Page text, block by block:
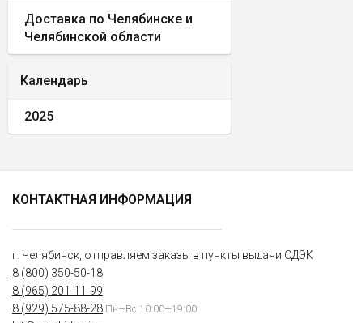
Доставка по Челябинске и
Челябинской области
Календарь
2025
КОНТАКТНАЯ ИНФОРМАЦИЯ
г. Челябинск, отправляем заказы в пункты выдачи СДЭК
8 (800) 350-50-18
8 (965) 201-11-99
8 (929) 575-88-28 Пн—Вс 10:00—19:00